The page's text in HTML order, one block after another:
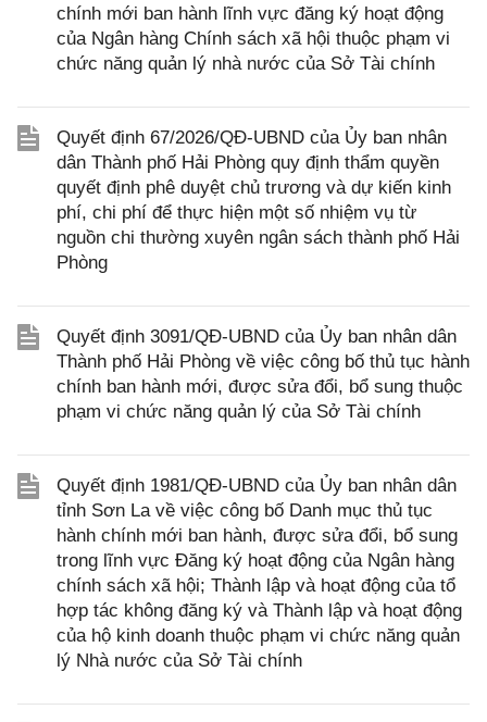
chính mới ban hành lĩnh vực đăng ký hoạt động
của Ngân hàng Chính sách xã hội thuộc phạm vi
chức năng quản lý nhà nước của Sở Tài chính
Quyết định 67/2026/QĐ-UBND của Ủy ban nhân
dân Thành phố Hải Phòng quy định thẩm quyền
quyết định phê duyệt chủ trương và dự kiến kinh
phí, chi phí để thực hiện một số nhiệm vụ từ
nguồn chi thường xuyên ngân sách thành phố Hải
Phòng
Quyết định 3091/QĐ-UBND của Ủy ban nhân dân
Thành phố Hải Phòng về việc công bố thủ tục hành
chính ban hành mới, được sửa đổi, bổ sung thuộc
phạm vi chức năng quản lý của Sở Tài chính
Quyết định 1981/QĐ-UBND của Ủy ban nhân dân
tỉnh Sơn La về việc công bố Danh mục thủ tục
hành chính mới ban hành, được sửa đổi, bổ sung
trong lĩnh vực Đăng ký hoạt động của Ngân hàng
chính sách xã hội; Thành lập và hoạt động của tổ
hợp tác không đăng ký và Thành lập và hoạt động
của hộ kinh doanh thuộc phạm vi chức năng quản
lý Nhà nước của Sở Tài chính